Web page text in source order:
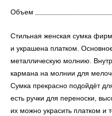
Объем
Стильная женская сумка
и украшена платком.
металлическую молнию.
кармана на молнии для
Сумка прекрасно подойдёт
есть ручки для переноски,
их можно украсить платком и